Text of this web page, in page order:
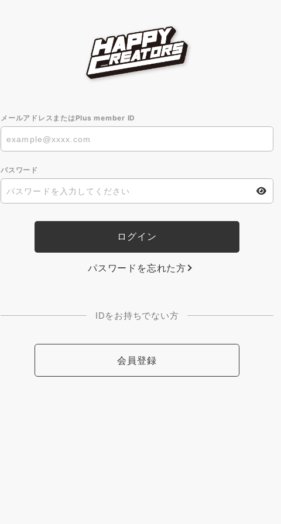
メールアドレスまたはPlus member ID
パスワード
パスワードを忘れた方
IDをお持ちでない方
会員登録